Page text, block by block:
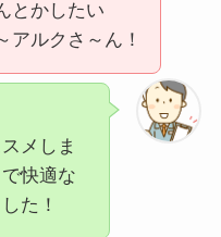
とかしたい
アルクさ～ん！
メしま
快適な
た！